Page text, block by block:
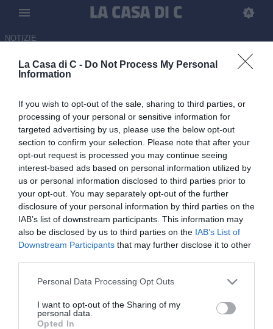
La Casa di C - Do Not Process My Personal
Information
If you wish to opt-out of the sale, sharing to third parties, or
processing of your personal or sensitive information for
targeted advertising by us, please use the below opt-out
section to confirm your selection. Please note that after your
opt-out request is processed you may continue seeing
interest-based ads based on personal information utilized by
us or personal information disclosed to third parties prior to
your opt-out. You may separately opt-out of the further
disclosure of your personal information by third parties on the
IAB’s list of downstream participants. This information may
also be disclosed by us to third parties on the IAB’s List of
Downstream Participants that may further disclose it to other
Personal Data Processing Opt Outs
I want to opt-out of the Sharing of my
personal data.
Opted In
NOTIZIE
Altamura-Perucchini, accordo
ULTIM'ORA
10.06.2026 12:24 di Redazione
Altamura vicina a chiudere per Filippo Perucchini: pronto un
contratto biennale per il portiere ex Foggia, protagonista di 25
presenze nell'ultima stagione